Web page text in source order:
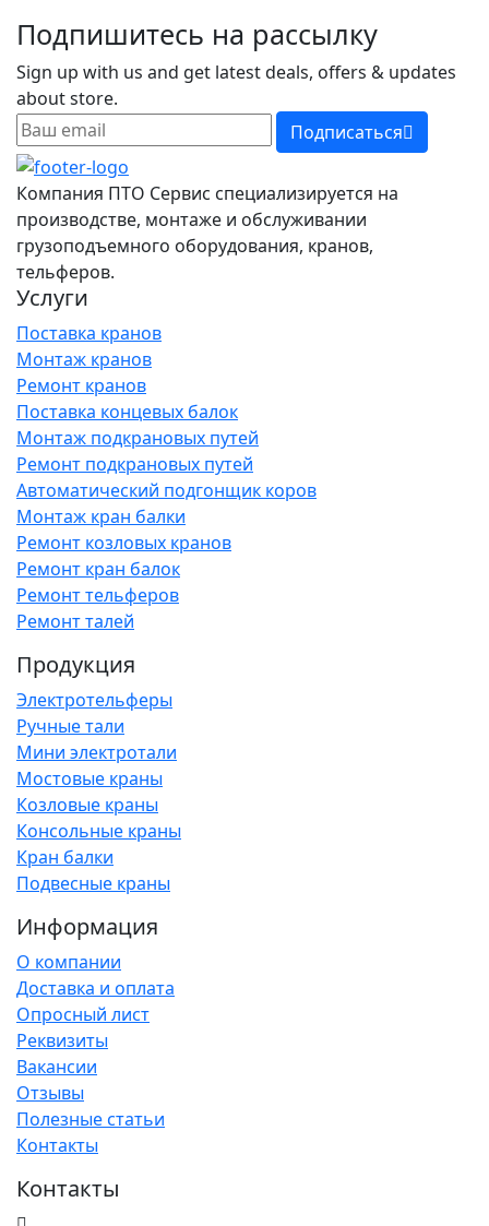
Подпишитесь на рассылку
Sign up with us and get latest deals, offers & updates
about store.
Подписаться
Компания ПТО Сервис специализируется на
производстве, монтаже и обслуживании
грузоподъемного оборудования, кранов,
тельферов.
Услуги
Поставка кранов
Монтаж кранов
Ремонт кранов
Поставка концевых балок
Монтаж подкрановых путей
Ремонт подкрановых путей
Автоматический подгонщик коров
Монтаж кран балки
Ремонт козловых кранов
Ремонт кран балок
Ремонт тельферов
Ремонт талей
Продукция
Электротельферы
Ручные тали
Мини электротали
Мостовые краны
Козловые краны
Консольные краны
Кран балки
Подвесные краны
Информация
О компании
Доставка и оплата
Опросный лист
Реквизиты
Вакансии
Отзывы
Полезные статьи
Контакты
Контакты